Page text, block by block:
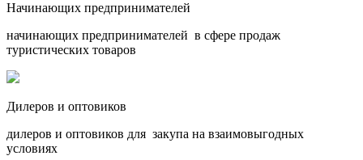
Начинающих предпринимателей
начинающих предпринимателей в сфере продаж
туристических товаров
Дилеров и оптовиков
дилеров и оптовиков для закупа на взаимовыгодных
условиях